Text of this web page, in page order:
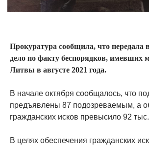
Прокуратура сообщила, что передала
дело по факту беспорядков, имевших
Литвы в августе 2021 года.
В начале октября сообщалось, что
предъявлены 87 подозреваемым, а
гражданских исков превысило 92
В целях обеспечения гражданских